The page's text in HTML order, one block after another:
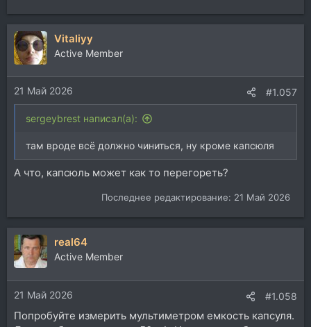
Vitaliyy
Active Member
21 Май 2026 #1.057
sergeybrest написал(а):
там вроде всё должно чиниться, ну кроме капсюля
А что, капсюль может как то перегореть?
Последнее редактирование: 21 Май 2026
real64
Active Member
21 Май 2026 #1.058
Попробуйте измерить мультиметром емкость капсуля.